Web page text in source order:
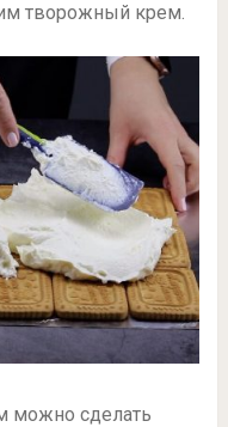
творожный крем.
можно сделать